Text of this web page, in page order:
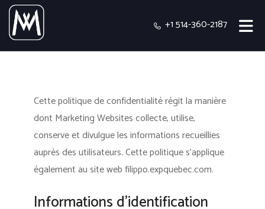
+1 514-360-2187
Cette politique de confidentialité régit la manière
dont Marketing Websites collecte, utilise,
conserve et divulgue les informations recueillies
auprès des utilisateurs.Cette politique s'applique
également au site web filippo.expquebec.com.
Informations d’identification